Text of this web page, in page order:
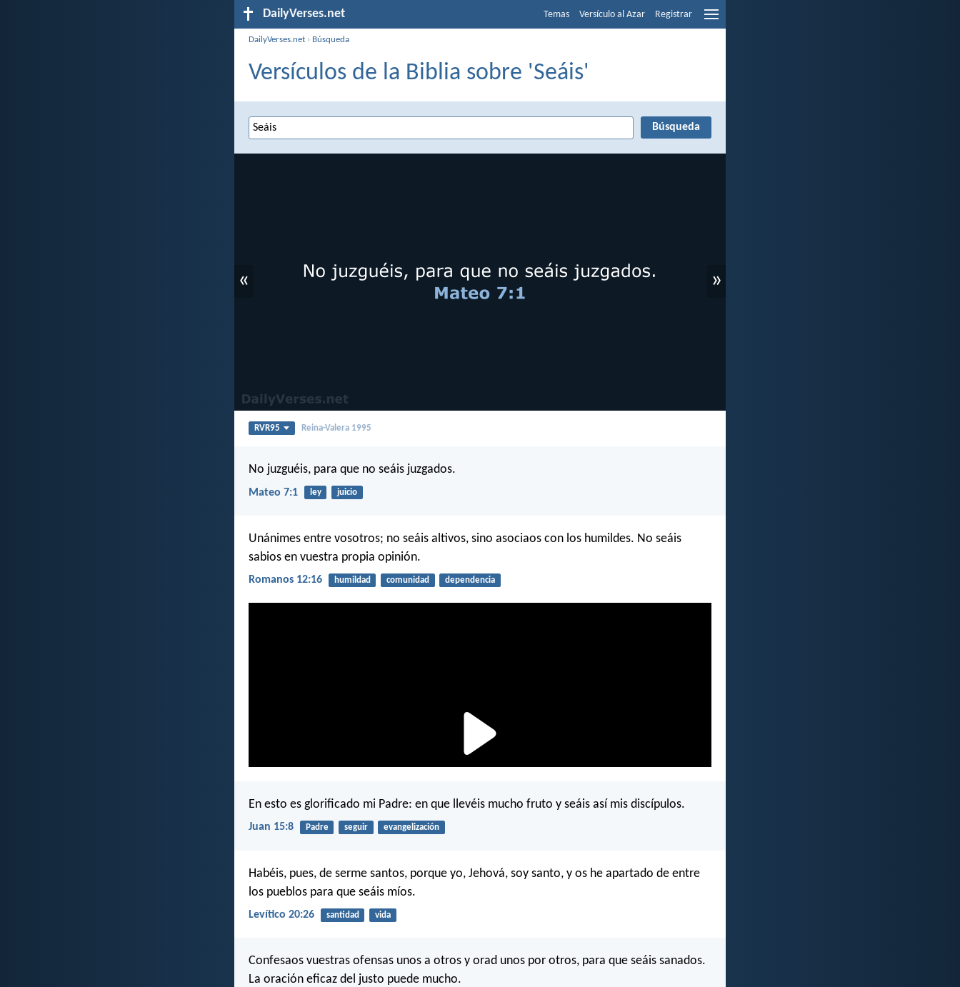
DailyVerses.net Temas Versículo al Azar Registrar
DailyVerses.net › Búsqueda
Versículos de la Biblia sobre 'Seáis'
« »
RVR95 Reina-Valera 1995
No juzguéis, para que no seáis juzgados.
Mateo 7:1 ley juicio
Unánimes entre vosotros; no seáis altivos, sino asociaos con los humildes. No seáis
sabios en vuestra propia opinión.
Romanos 12:16 humildad comunidad dependencia
En esto es glorificado mi Padre: en que llevéis mucho fruto y seáis así mis discípulos.
Juan 15:8 Padre seguir evangelización
Habéis, pues, de serme santos, porque yo, Jehová, soy santo, y os he apartado de entre
los pueblos para que seáis míos.
Levítico 20:26 santidad vida
Confesaos vuestras ofensas unos a otros y orad unos por otros, para que seáis sanados.
La oración eficaz del justo puede mucho.